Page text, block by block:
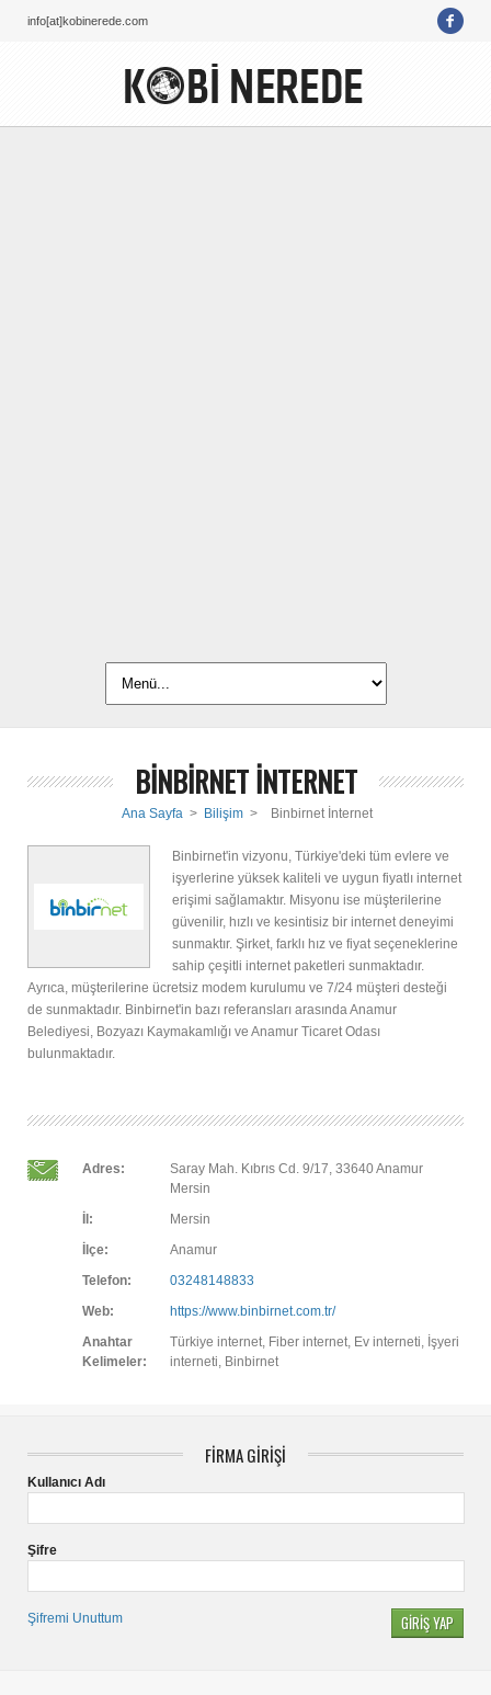
info[at]kobinerede.com
BİNBİRNET İNTERNET
Ana Sayfa > Bilişim > Binbirnet İnternet
Binbirnet'in vizyonu, Türkiye'deki tüm evlere ve
işyerlerine yüksek kaliteli ve uygun fiyatlı internet
erişimi sağlamaktır. Misyonu ise müşterilerine
güvenilir, hızlı ve kesintisiz bir internet deneyimi
sunmaktır. Şirket, farklı hız ve fiyat seçeneklerine
sahip çeşitli internet paketleri sunmaktadır.
Ayrıca, müşterilerine ücretsiz modem kurulumu ve 7/24 müşteri desteği
de sunmaktadır. Binbirnet'in bazı referansları arasında Anamur
Belediyesi, Bozyazı Kaymakamlığı ve Anamur Ticaret Odası
bulunmaktadır.
Adres:
Saray Mah. Kıbrıs Cd. 9/17, 33640 Anamur
Mersin
İl:
Mersin
İlçe:
Anamur
Telefon:
03248148833
Web:
https://www.binbirnet.com.tr/
Anahtar
Kelimeler:
Türkiye internet, Fiber internet, Ev interneti, İşyeri
interneti, Binbirnet
FİRMA GİRİŞİ
Kullanıcı Adı
Şifre
Şifremi Unuttum